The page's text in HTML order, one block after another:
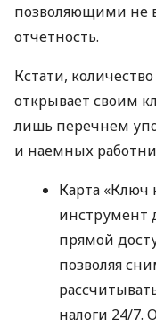
позволяющими не
отчетность.
Кстати,
открывает своим
лишь перечнем
и наемных
Карта «Ключ
инструмент
прямой
позволяя
налоги 24/